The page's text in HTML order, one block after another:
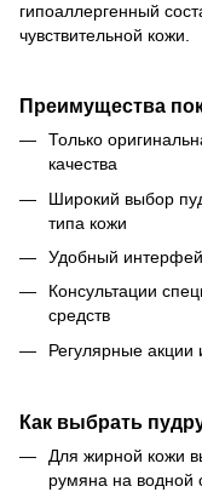
гипоаллергенный
чувствительной кожи.
Преимущества
Только
качества
Широкий выбор
типа кожи
Удобный
Консультации
средств
Регулярные
Как выбрать
Для жирной кожи
румяна на водной